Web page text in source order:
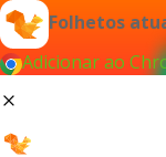
Folhetos
Adicionar ao